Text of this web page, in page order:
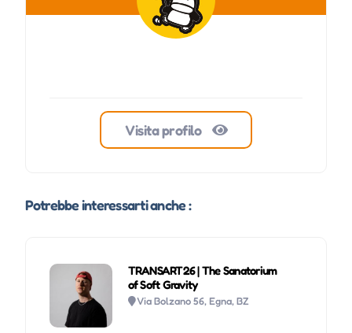
Visita profilo
Potrebbe interessarti anche :
TRANSART26 | The Sanatorium
of Soft Gravity
Via Bolzano 56, Egna, BZ